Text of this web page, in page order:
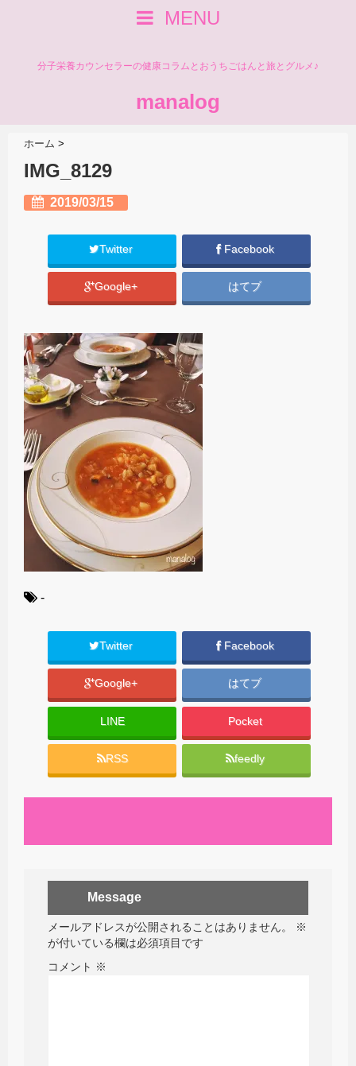
MENU
分子栄養カウンセラーの健康コラムとおうちごはんと旅とグルメ♪
manalog
ホーム >
IMG_8129
2019/03/15
Twitter Facebook
Google+ はてブ
-
Twitter Facebook
Google+ はてブ
LINE Pocket
RSS feedly
Message
メールアドレスが公開されることはありません。
※
が付いている欄は必須項目です
コメント ※